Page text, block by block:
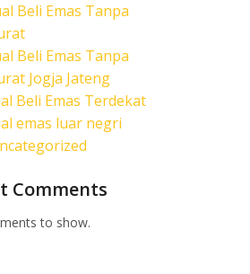
Beli Emas Tanpa
Beli Emas Tanpa
Jogja Jateng
Beli Emas Terdekat
emas luar negri
Comments
to show.